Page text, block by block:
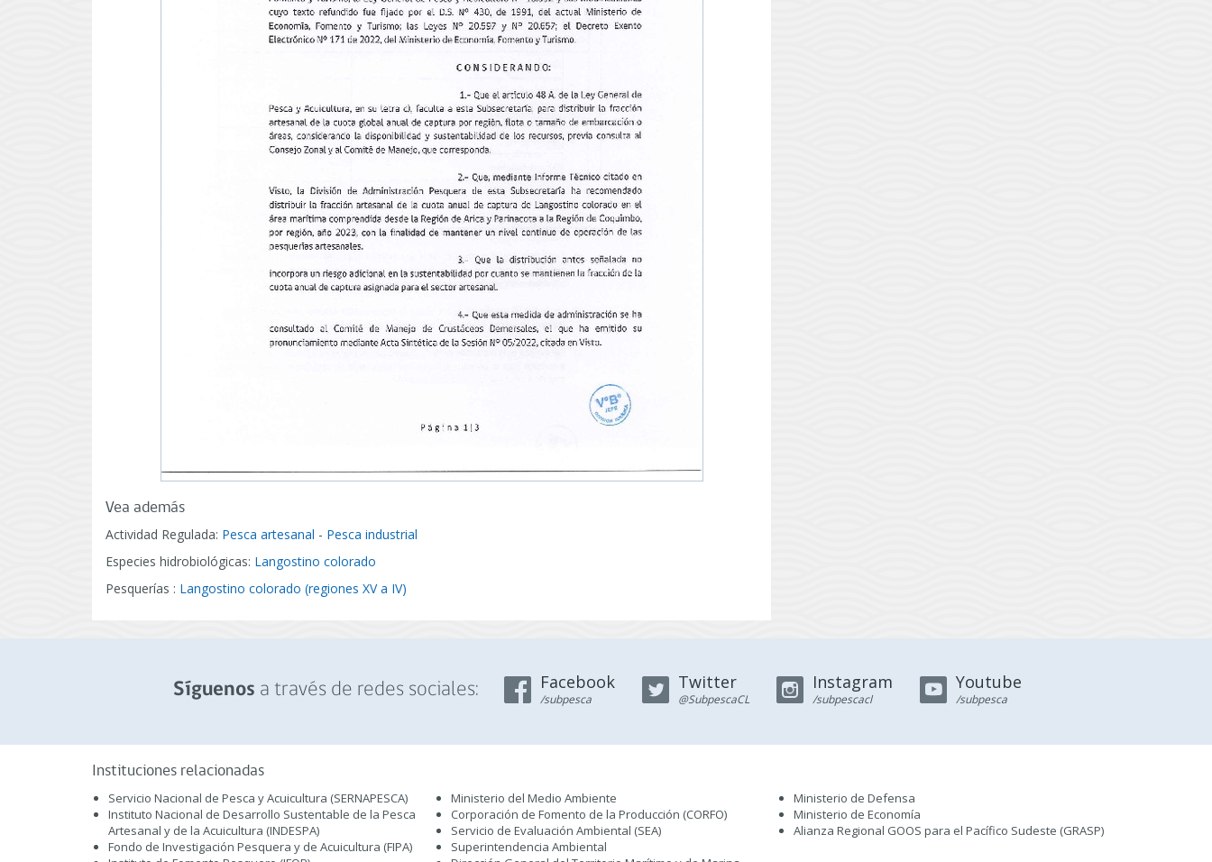
Vea además
Actividad Regulada: Pesca artesanal - Pesca industrial
Especies hidrobiológicas: Langostino colorado
Pesquerías : Langostino colorado (regiones XV a IV)
Síguenos a través de redes sociales: Facebook
/subpesca
Twitter
@SubpescaCL
Instagram
/subpescacl
Youtube
/subpesca
Instituciones relacionadas
Servicio Nacional de Pesca y Acuicultura (SERNAPESCA)
Instituto Nacional de Desarrollo Sustentable de la Pesca
Artesanal y de la Acuicultura (INDESPA)
Fondo de Investigación Pesquera y de Acuicultura (FIPA)
Ministerio del Medio Ambiente
Corporación de Fomento de la Producción (CORFO)
Servicio de Evaluación Ambiental (SEA)
Superintendencia Ambiental
Ministerio de Defensa
Ministerio de Economía
Alianza Regional GOOS para el Pacífico Sudeste (GRASP)